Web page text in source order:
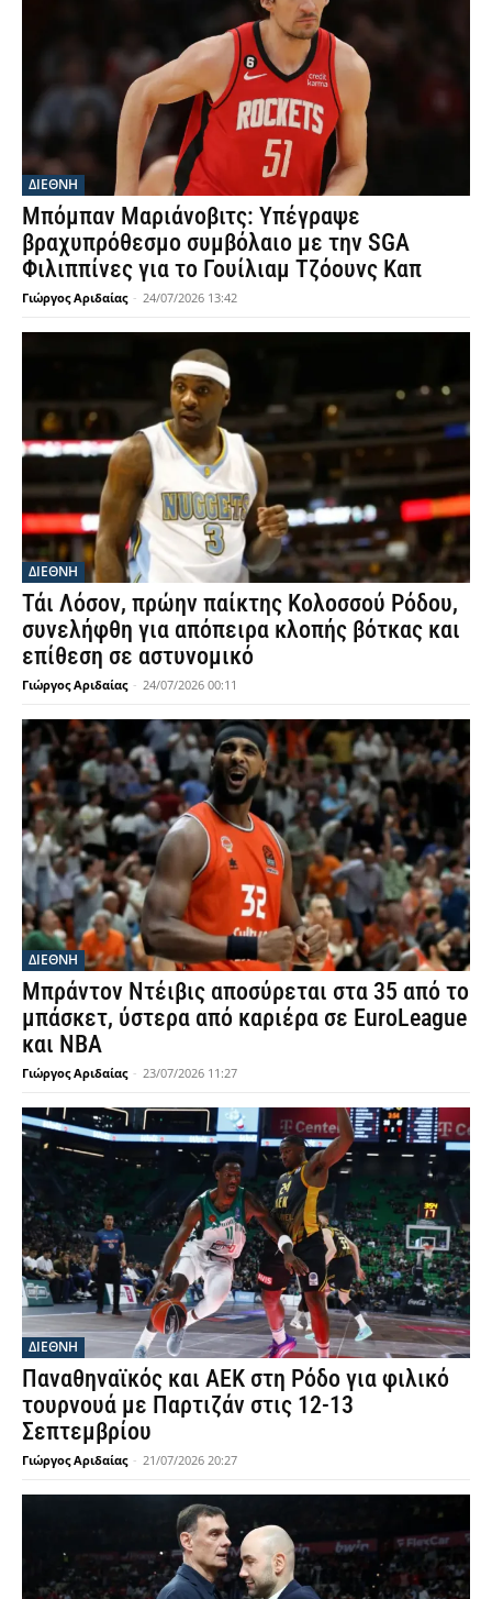
ΔΙΕΘΝΗ
Μπόμπαν Μαριάνοβιτς: Υπέγραψε
βραχυπρόθεσμο συμβόλαιο με την SGA
Φιλιππίνες για το Γουίλιαμ Τζόουνς Καπ
Γιώργος Αριδαίας - 24/07/2026 13:42
ΔΙΕΘΝΗ
Τάι Λόσον, πρώην παίκτης Κολοσσού Ρόδου,
συνελήφθη για απόπειρα κλοπής βότκας και
επίθεση σε αστυνομικό
Γιώργος Αριδαίας - 24/07/2026 00:11
ΔΙΕΘΝΗ
Μπράντον Ντέιβις αποσύρεται στα 35 από το
μπάσκετ, ύστερα από καριέρα σε EuroLeague
και NBA
Γιώργος Αριδαίας - 23/07/2026 11:27
ΔΙΕΘΝΗ
Παναθηναϊκός και ΑΕΚ στη Ρόδο για φιλικό
τουρνουά με Παρτιζάν στις 12-13
Σεπτεμβρίου
Γιώργος Αριδαίας - 21/07/2026 20:27